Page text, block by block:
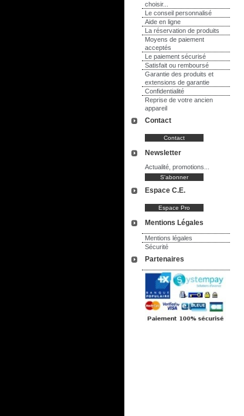
choisir...
Le conseil personnalisé
Aide en ligne
La réservation de produits
Moyens de paiement
acceptés
Le paiement sécurisé
Satisfait ou remboursé
Garantie des produits et
extensions de garantie
Confidentialité
Reprise de votre ancien
appareil
Contact
Newsletter
Actualité, promotions...
Espace C.E.
Mentions Légales
Mentions légales
Sécurité
Partenaires